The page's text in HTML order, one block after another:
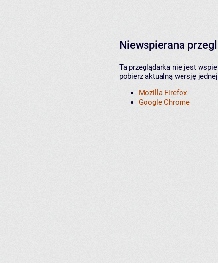
Niewspierana
Ta przeglądarka nie jest
pobierz aktualną wersję
Mozilla Firefox
Google Chrome